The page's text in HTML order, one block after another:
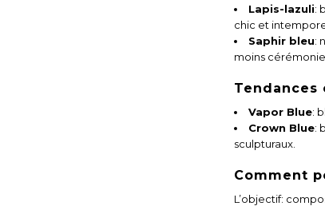
Lapis-lazuli:
chic et
Saphir bleu:
moins
Tendances
Vapor Blue:
Crown Blue:
sculpturaux.
Comment
L’objectif: